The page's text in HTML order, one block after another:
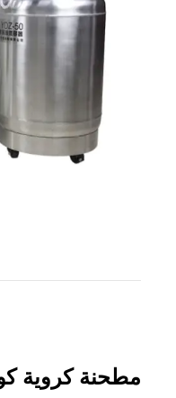
مطحنة كروية